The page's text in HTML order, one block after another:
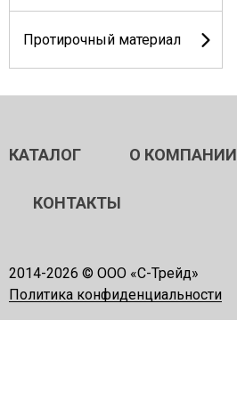
Протирочный материал
КАТАЛОГ О КОМПАНИИ
КОНТАКТЫ
2014-2026 © ООО «С-Трейд»
Политика конфиденциальности